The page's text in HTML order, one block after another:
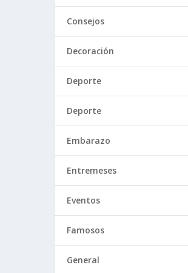
Consejos
Decoración
Deporte
Deporte
Embarazo
Entremeses
Eventos
Famosos
General